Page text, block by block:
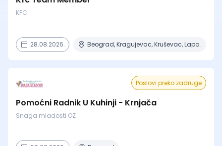
KFC
28.08.2026. Beograd, Kragujevac, Kruševac, Lapovo, Niš + 4 mesta
Poslovi preko zadruge
Pomoćni Radnik U Kuhinji - Krnjača
Snaga mladosti OZ